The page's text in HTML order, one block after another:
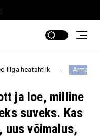
Armastus
ja loe, milline
suveks. Kas
uus võimalus,